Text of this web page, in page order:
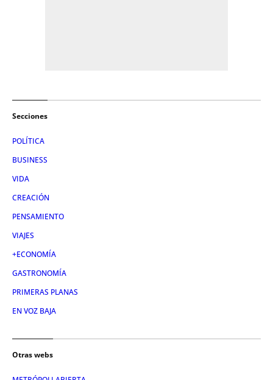
Secciones
POLÍTICA
BUSINESS
VIDA
CREACIÓN
PENSAMIENTO
VIAJES
+ECONOMÍA
GASTRONOMÍA
PRIMERAS PLANAS
EN VOZ BAJA
Otras webs